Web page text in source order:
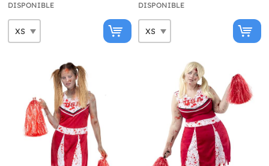
DISPONIBLE DISPONIBLE